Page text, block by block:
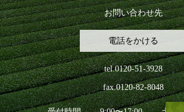
お問い合わせ先
電話をかける
tel.0120-51-3928
fax.0120-82-8048